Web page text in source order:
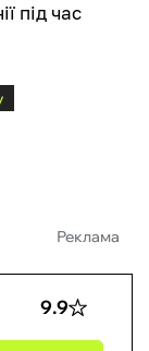
під час
Реклама
9.9